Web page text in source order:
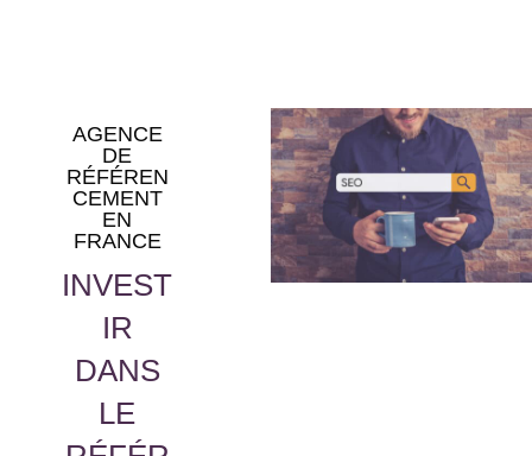
AGENCE
DE
RÉFÉREN
CEMENT
EN
FRANCE
INVEST
IR
DANS
LE